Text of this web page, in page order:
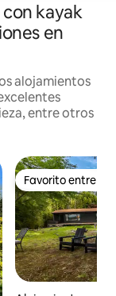
kayak
en
alojamientos
entre otros
Favorito entre
Favorito entre